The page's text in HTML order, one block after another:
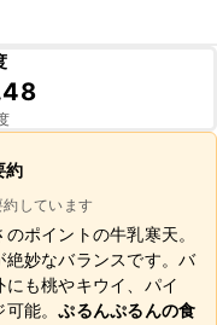
約
しています
ポイントの牛乳寒天。
妙なバランスです。バ
も桃やキウイ、パイ
可能。ぷるんぷるんの食